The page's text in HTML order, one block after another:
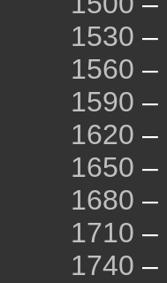
1530 –
1560 –
1590 –
1620 –
1650 –
1680 –
1710 –
1740 –